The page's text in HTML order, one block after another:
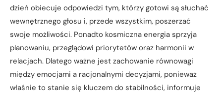
dzień obiecuje odpowiedzi tym, którzy gotowi są słuchać
wewnętrznego głosu i, przede wszystkim, poszerzać
swoje możliwości. Ponadto kosmiczna energia sprzyja
planowaniu, przeglądowi priorytetów oraz harmonii w
relacjach. Dlatego ważne jest zachowanie równowagi
między emocjami a racjonalnymi decyzjami, ponieważ
właśnie to stanie się kluczem do stabilności, informuje